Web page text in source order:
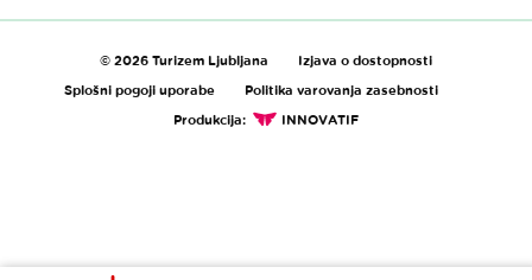
© 2026 Turizem Ljubljana
Izjava o dostopnosti
Splošni pogoji uporabe
Politika varovanja zasebnosti
Produkcija:
INNOVATIF